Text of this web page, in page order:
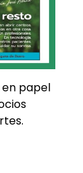
papel